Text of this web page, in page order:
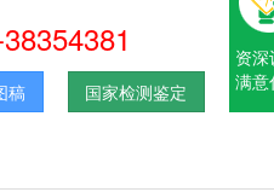
稿 国家检测鉴定
资深
满意